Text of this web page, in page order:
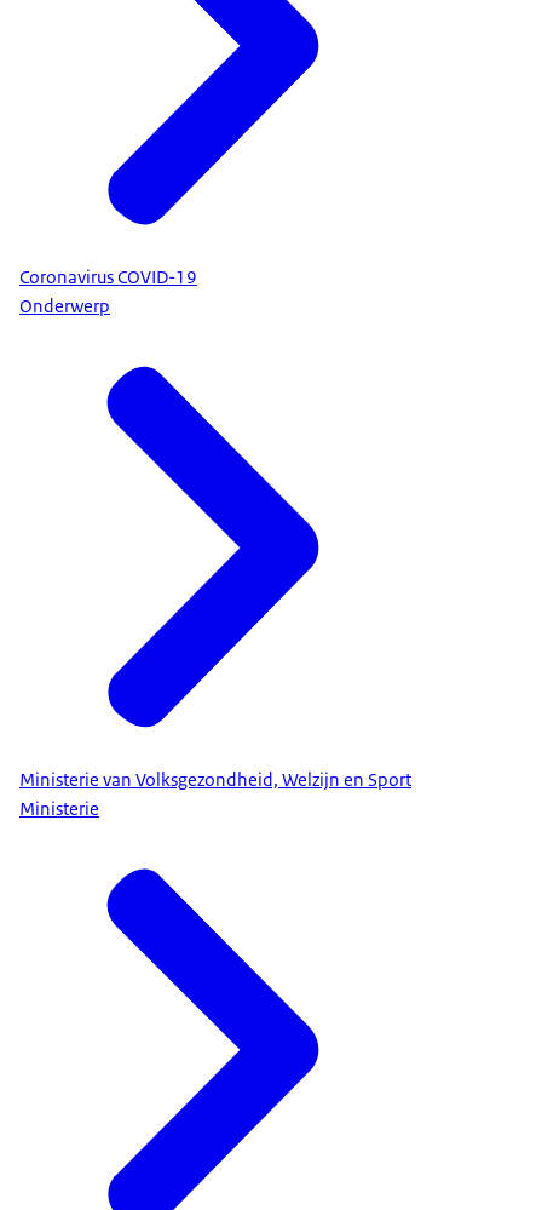
Coronavirus COVID-19
Onderwerp
Ministerie van Volksgezondheid, Welzijn en Sport
Ministerie